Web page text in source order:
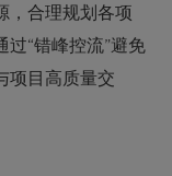
，合理规划各项
“错峰控流”避免
项目高质量交